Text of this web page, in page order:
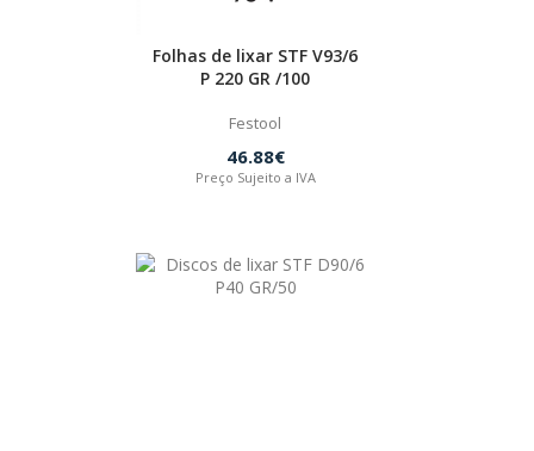
Folhas de lixar STF V93/6
P 220 GR /100
Festool
46.88€
Preço Sujeito a IVA